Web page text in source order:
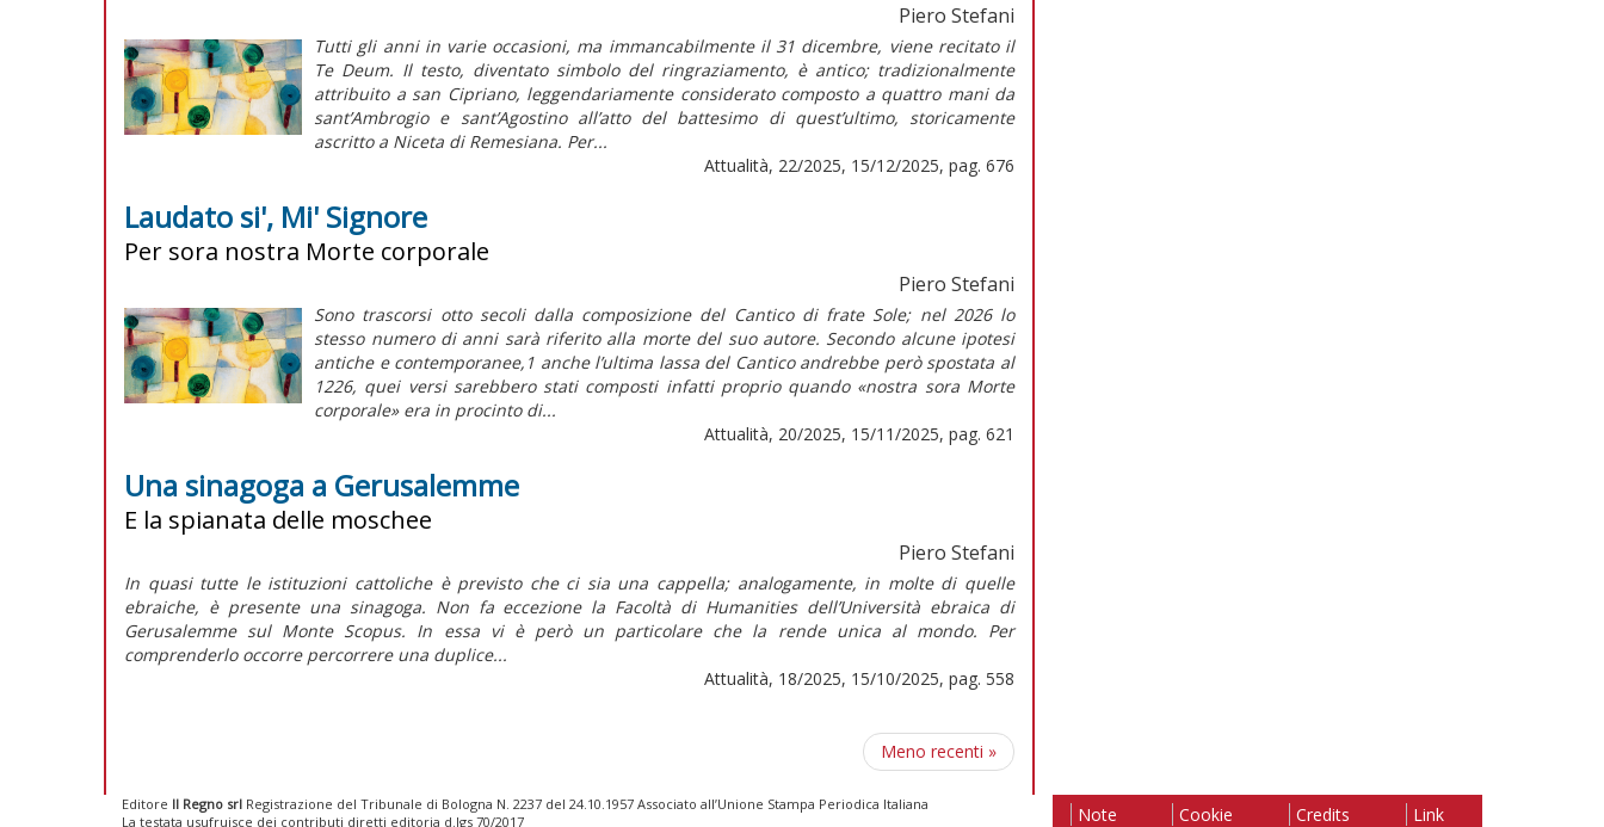
Piero Stefani
Tutti gli anni in varie occasioni, ma immancabilmente il 31 dicembre, viene recitato il
Te Deum. Il testo, diventato simbolo del ringraziamento, è antico; tradizionalmente
attribuito a san Cipriano, leggendariamente considerato composto a quattro mani da
sant’Ambrogio e sant’Agostino all’atto del battesimo di quest’ultimo, storicamente
ascritto a Niceta di Remesiana. Per...
Attualità, 22/2025, 15/12/2025, pag. 676
Laudato si', Mi' Signore
Per sora nostra Morte corporale
Piero Stefani
Sono trascorsi otto secoli dalla composizione del Cantico di frate Sole; nel 2026 lo
stesso numero di anni sarà riferito alla morte del suo autore. Secondo alcune ipotesi
antiche e contemporanee,1 anche l’ultima lassa del Cantico andrebbe però spostata al
1226, quei versi sarebbero stati composti infatti proprio quando «nostra sora Morte
corporale» era in procinto di...
Attualità, 20/2025, 15/11/2025, pag. 621
Una sinagoga a Gerusalemme
E la spianata delle moschee
Piero Stefani
In quasi tutte le istituzioni cattoliche è previsto che ci sia una cappella; analogamente, in molte di quelle
ebraiche, è presente una sinagoga. Non fa eccezione la Facoltà di Humanities dell’Università ebraica di
Gerusalemme sul Monte Scopus. In essa vi è però un particolare che la rende unica al mondo. Per
comprenderlo occorre percorrere una duplice...
Attualità, 18/2025, 15/10/2025, pag. 558
Meno recenti »
Editore Il Regno srl Registrazione del Tribunale di Bologna N. 2237 del 24.10.1957 Associato all’Unione Stampa Periodica Italiana
La testata usufruisce dei contributi diretti editoria d.lgs 70/2017
Note
Cookie Credits Link